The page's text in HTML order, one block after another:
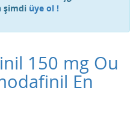
şimdi üye ol !
150 mg Ou
En